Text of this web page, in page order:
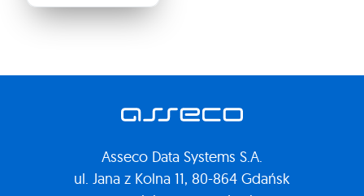
Asseco Data Systems S.A.
ul. Jana z Kolna 11, 80-864 Gdańsk